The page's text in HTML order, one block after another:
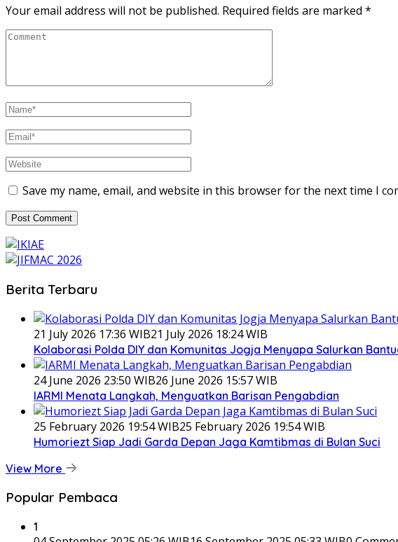
Your email address will not be published. Required fields are marked *
Save my name, email, and website in this browser for the next time I
Berita Terbaru
21 July 2026 17:36 WIB21 July 2026 18:24 WIB
Kolaborasi Polda DIY dan Komunitas Jogja Menyapa Salurkan
24 June 2026 23:50 WIB26 June 2026 15:57 WIB
IARMI Menata Langkah, Menguatkan Barisan Pengabdian
25 February 2026 19:54 WIB25 February 2026 19:54 WIB
Humoriezt Siap Jadi Garda Depan Jaga Kamtibmas di Bulan Suci
View More
Popular Pembaca
1